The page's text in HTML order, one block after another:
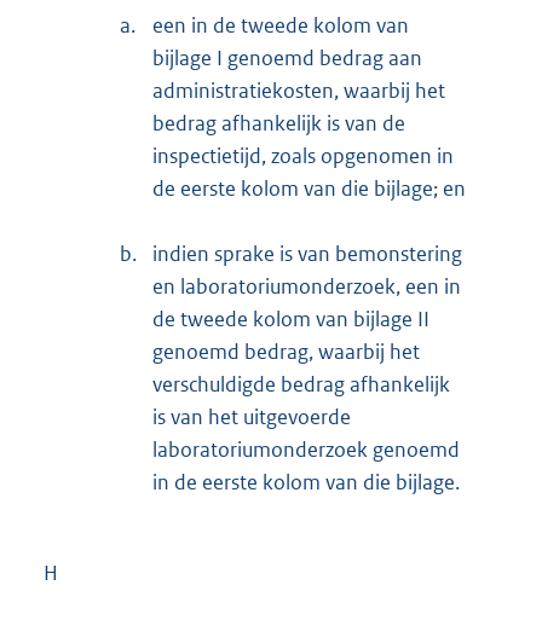
a.
een in de tweede kolom van
bijlage I genoemd bedrag aan
administratiekosten, waarbij het
bedrag afhankelijk is van de
inspectietijd, zoals opgenomen in
de eerste kolom van die bijlage; en
b.
indien sprake is van bemonstering
en laboratoriumonderzoek, een in
de tweede kolom van bijlage II
genoemd bedrag, waarbij het
verschuldigde bedrag afhankelijk
is van het uitgevoerde
laboratoriumonderzoek genoemd
in de eerste kolom van die bijlage.
H